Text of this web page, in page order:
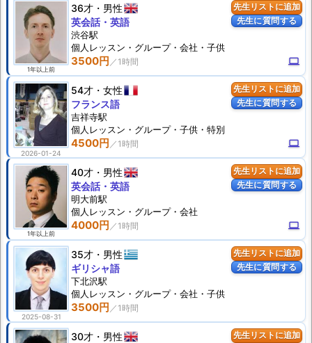
先生リストに追加
先生に質問する
1年以上前
36才 男性
3500円 computer
英会話・英語
渋谷駅
個人 レッスン ・グループ・会社・子供
先生リストに追加
先生に質問する
2026-01-24
54才 女性
4500円 computer
フランス語
吉祥寺駅
個人 レッスン ・グループ・子供・特別
先生リストに追加
先生に質問する
1年以上前
40才 男性
4000円 computer
英会話・英語
明大前駅
個人 レッスン ・グループ・会社
先生リストに追加
先生に質問する
2025-08-31
35才 男性
3500円
ギリシャ語
下北沢駅
個人 レッスン ・グループ・会社・子供
先生リストに追加
30才 男性